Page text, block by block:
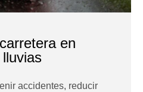
en
accidentes, reducir